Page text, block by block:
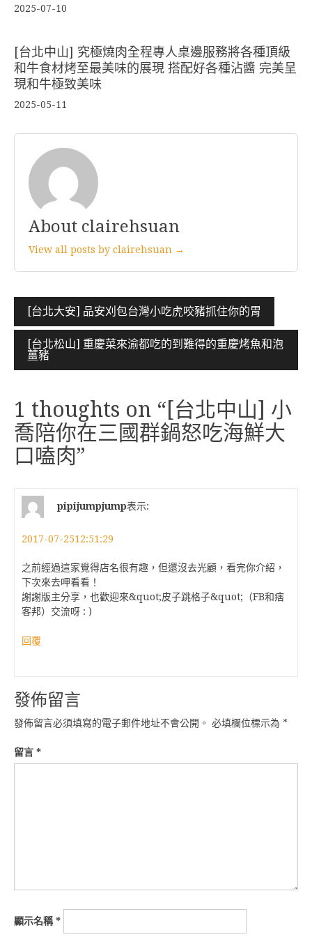
2025-07-10
[台北中山] 究極燒肉全程專人桌邊服務將各種頂級
和牛食材烤至最美味的展現 搭配好各種沾醬 完美呈
現和牛極致美味
2025-05-11
About clairehsuan
View all posts by clairehsuan →
文
章
導
覽
[台北大安] 品安刈包台灣小吃虎咬豬抓住你的胃
[台北松山] 重慶菜來渝都吃的到難得的重慶烤魚和泡
薑豬
1 thoughts on “ [台北中山] 小
喬陪你在三國群鍋怒吃海鮮大
口嗑肉”
pipijumpjump表示:
2017-07-2512:51:29
之前經過這家覺得店名很有趣，但還沒去光顧，看完你介紹，
下次來去呷看看！
謝謝版主分享，也歡迎來&quot;皮子跳格子&quot;（FB和痞
客邦）交流呀 : )
回覆
發佈留言
發佈留言必須填寫的電子郵件地址不會公開。 必填欄位標示為 *
留言 *
顯示名稱*